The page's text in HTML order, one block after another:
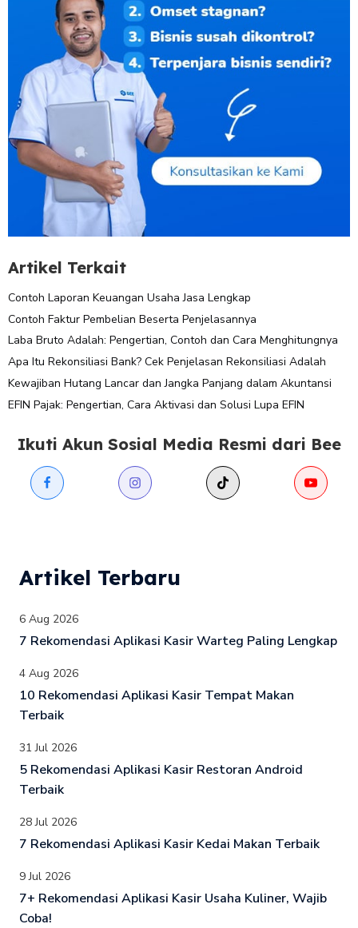
Artikel Terkait
Contoh Laporan Keuangan Usaha Jasa Lengkap
Contoh Faktur Pembelian Beserta Penjelasannya
Laba Bruto Adalah: Pengertian, Contoh dan Cara Menghitungnya
Apa Itu Rekonsiliasi Bank? Cek Penjelasan Rekonsiliasi Adalah
Kewajiban Hutang Lancar dan Jangka Panjang dalam Akuntansi
EFIN Pajak: Pengertian, Cara Aktivasi dan Solusi Lupa EFIN
Ikuti Akun Sosial Media Resmi dari Bee
Artikel Terbaru
6 Aug 2026
7 Rekomendasi Aplikasi Kasir Warteg Paling Lengkap
4 Aug 2026
10 Rekomendasi Aplikasi Kasir Tempat Makan
Terbaik
31 Jul 2026
5 Rekomendasi Aplikasi Kasir Restoran Android
Terbaik
28 Jul 2026
7 Rekomendasi Aplikasi Kasir Kedai Makan Terbaik
9 Jul 2026
7+ Rekomendasi Aplikasi Kasir Usaha Kuliner, Wajib
Coba!